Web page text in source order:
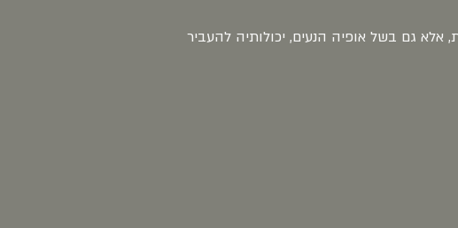
אלא גם בשל אופיה הנעים, יכולותיה להעביר